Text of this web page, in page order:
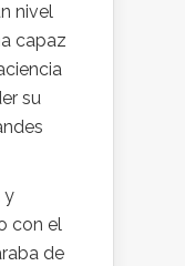
nivel
capaz
su
y
con el
de